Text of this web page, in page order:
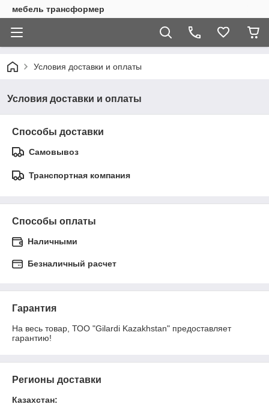
мебель трансформер
Условия доставки и оплаты
Условия доставки и оплаты
Способы доставки
Самовывоз
Транспортная компания
Способы оплаты
Наличными
Безналичный расчет
Гарантия
На весь товар, ТОО "Gilardi Kazakhstan" предоставляет
гарантию!
Регионы доставки
Казахстан: